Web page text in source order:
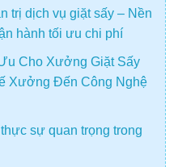
trị dịch vụ giặt sấy – Nền
hành tối ưu chi phí
Cho Xưởng Giặt Sấy
Xưởng Đến Công Nghệ
sự quan trọng trong